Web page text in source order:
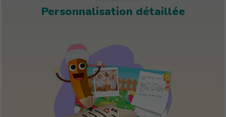
Personnalisation détaillée